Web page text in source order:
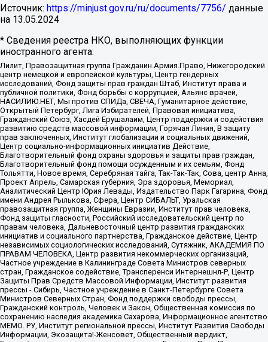
Источник: https://minjust.gov.ru/ru/documents/7756/ данные
на 13.05.2024
* Сведения реестра НКО, выполняющих функции
иностранного агента:
Лилит, Правозащитная группа Гражданин.Армия.Право, Нижегородский
центр немецкой и европейской культуры, Центр гендерных
исследований, Фонд защиты прав граждан Штаб, Институт права и
публичной политики, Фонд борьбы с коррупцией, Альянс врачей,
НАСИЛИЮ.НЕТ, Мы против СПИДа, СВЕЧА, Гуманитарное действие,
Открытый Петербург, Лига Избирателей, Правовая инициатива,
Гражданский Союз, Хасдей Ерушалаим, Центр поддержки и содействия
развитию средств массовой информации, Горячая Линия, В защиту
прав заключенных, Институт глобализации и социальных движений,
Центр социально-информационных инициатив Действие,
Благотворительный фонд охраны здоровья и защиты прав граждан,
Благотворительный фонд помощи осужденным и их семьям, Фонд
Тольятти, Новое время, Серебряная тайга, Так-Так-Так, Сова, центр Анна,
Проект Апрель, Самарская губерния, Эра здоровья, Мемориал,
Аналитический Центр Юрия Левады, Издательство Парк Гагарина, Фонд
имени Андрея Рылькова, Сфера, Центр СИБАЛЬТ, Уральская
правозащитная группа, Женщины Евразии, Институт прав человека,
Фонд защиты гласности, Российский исследовательский центр по
правам человека, Дальневосточный центр развития гражданских
инициатив и социального партнерства, Гражданское действие, Центр
независимых социологических исследований, Сутяжник, АКАДЕМИЯ ПО
ПРАВАМ ЧЕЛОВЕКА, Центр развития некоммерческих организаций,
Частное учреждение в Калининграде Совета Министров северных
стран, Гражданское содействие, Трансперенси Интернешнл-Р, Центр
Защиты Прав Средств Массовой Информации, Институт развития
прессы - Сибирь, Частное учреждение в Санкт-Петербурге Совета
Министров Северных Стран, Фонд поддержки свободы прессы,
Гражданский контроль, Человек и Закон, Общественная комиссия по
сохранению наследия академика Сахарова, Информационное агентство
МЕМО. РУ, Институт региональной прессы, Институт Развития Свободы
Информации, Экозащита!-Женсовет, Общественный вердикт,